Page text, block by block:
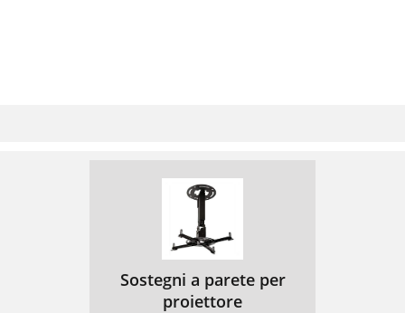
Sostegni a parete per
proiettore